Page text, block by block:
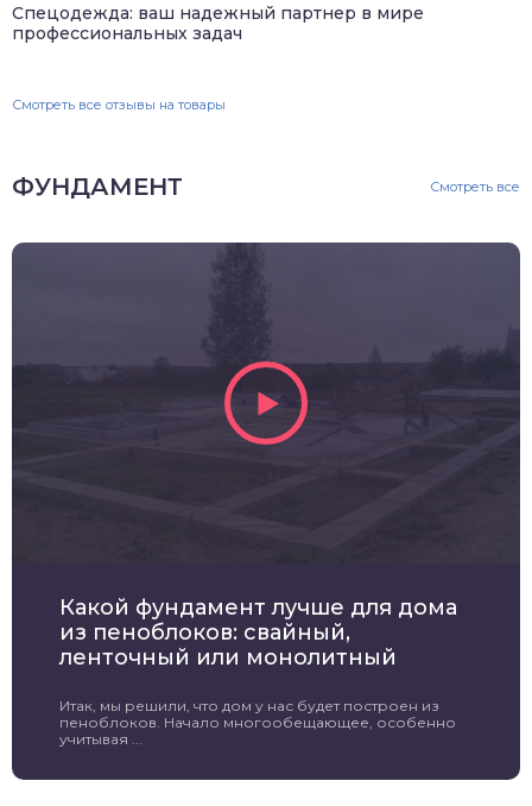
Спецодежда: ваш надежный партнер в мире
профессиональных задач
Смотреть все отзывы на товары
ФУНДАМЕНТ Смотреть все
Какой фундамент лучше для дома
из пеноблоков: свайный,
ленточный или монолитный
Итак, мы решили, что дом у нас будет построен из
пеноблоков. Начало многообещающее, особенно
учитывая ...